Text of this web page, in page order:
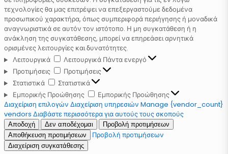
τεχνολογίες θα μας επιτρέψει να επεξεργαστούμε δεδομένα
προσωπικού χαρακτήρα, όπως συμπεριφορά περιήγησης ή μοναδικά
αναγνωριστικά σε αυτόν τον ιστότοπο. Η μη συγκατάθεση ή η
ανάκληση της συγκατάθεσης, μπορεί να επηρεάσει αρνητικά
ορισμένες λειτουργίες και δυνατότητες.
Λειτουργικά
Λειτουργικά Πάντα ενεργό
Προτιμήσεις
Προτιμήσεις
Στατιστικά
Στατιστικά
Εμπορικής Προώθησης
Εμπορικής Προώθησης
Διαχείριση επιλογών Διαχείριση υπηρεσιών Manage {vendor_count}
vendors Διαβάστε περισσότερα για αυτούς τους σκοπούς
Αποδοχή Δεν αποδέχομαι
Προβολή προτιμήσεων
Αποθήκευση προτιμήσεων
Προβολή προτιμήσεων
Διαχείριση συγκατάθεσης